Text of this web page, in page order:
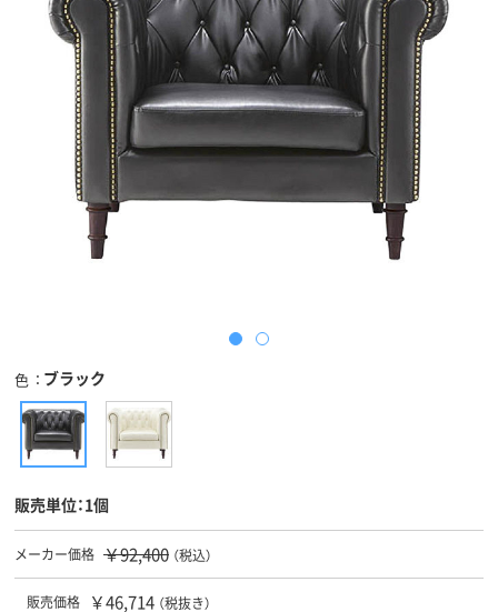
色 ブラック
販売単位：1個
メーカー価格 ￥92,400 （税込）
販売価格 ￥46,714 （税抜き）